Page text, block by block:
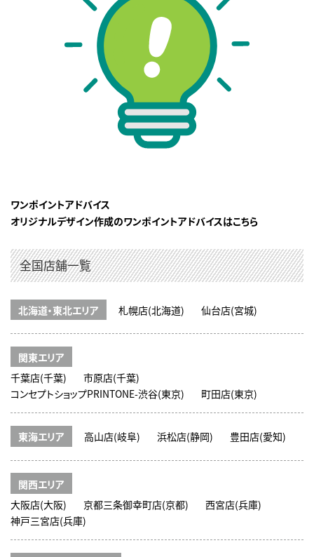
ワンポイントアドバイス
オリジナルデザイン作成のワンポイントアドバイスはこちら
全国店舗一覧
北海道・東北エリア 札幌店(北海道) 仙台店(宮城)
関東エリア
千葉店(千葉)
市原店(千葉)
コンセプトショップPRINTONE-渋谷(東京)
町田店(東京)
東海エリア 高山店(岐阜) 浜松店(静岡) 豊田店(愛知)
関西エリア
大阪店(大阪)
京都三条御幸町店(京都)
西宮店(兵庫)
神戸三宮店(兵庫)